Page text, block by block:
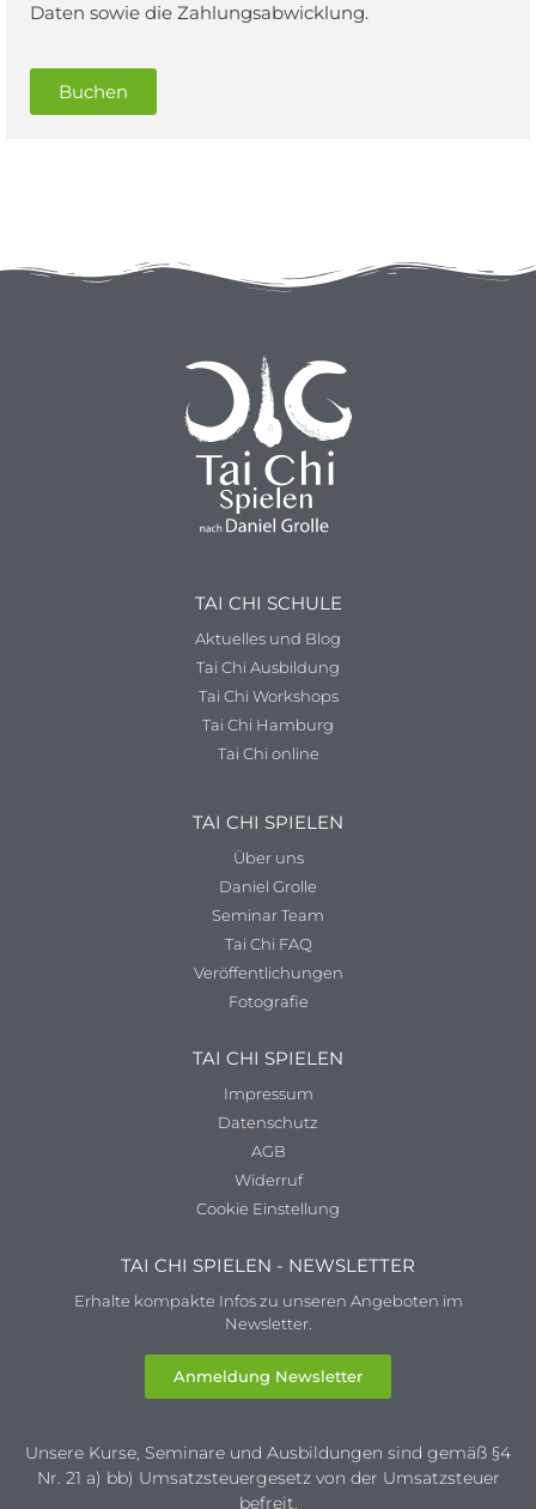
Daten sowie die Zahlungsabwicklung.
Buchen
TAI CHI SCHULE
Aktuelles und Blog
Tai Chi Ausbildung
Tai Chi Workshops
Tai Chi Hamburg
Tai Chi online
TAI CHI SPIELEN
Über uns
Daniel Grolle
Seminar Team
Tai Chi FAQ
Veröffentlichungen
Fotografie
TAI CHI SPIELEN
Impressum
Datenschutz
AGB
Widerruf
Cookie Einstellung
TAI CHI SPIELEN - NEWSLETTER
Erhalte kompakte Infos zu unseren Angeboten im
Newsletter.
Anmeldung Newsletter
Unsere Kurse, Seminare und Ausbildungen sind gemäß §4
Nr. 21 a) bb) Umsatzsteuergesetz von der Umsatzsteuer
befreit.